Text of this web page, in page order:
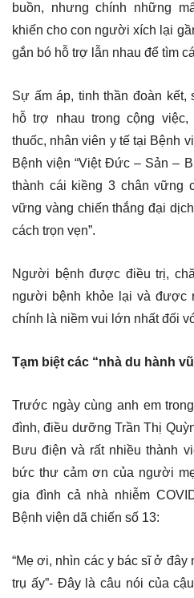
buồn, nhưng chính những
khiến cho con người xích lại
gắn bó hỗ trợ lẫn nhau để tìm
Sự ấm áp, tinh thần đoàn kết,
hỗ trợ nhau trong cộng
thuốc, nhân viên y tế tại Bệnh
Bệnh viện “Việt Đức – Sản –
thành cái kiềng 3 chân vững
vững vàng chiến thắng đại
cách trọn vẹn”.
Người bệnh được điều trị,
người bệnh khỏe lại và được
chính là niềm vui lớn nhất đối
Tạm biệt các “nhà du hành
Trước ngày cùng anh em
đình, điều dưỡng Trần Thị
Bưu điện và rất nhiều thành
bức thư cảm ơn của người
gia đình cả nhà nhiễm
Bệnh viện dã chiến số 13:
“Mẹ ơi, nhìn các y bác sĩ ở
trụ ấy”- Đây là câu nói của